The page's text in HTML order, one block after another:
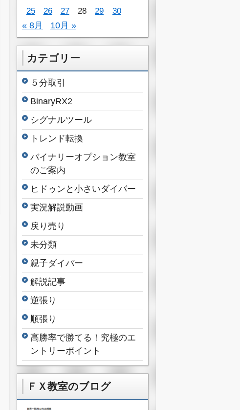
25
26 27 28 29 30
« 8月 10月 »
カテゴリー
５分取引
BinaryRX2
シグナルツール
トレンド転換
バイナリーオプション教室
のご案内
ヒドゥンと小さいダイバー
実況解説動画
戻り売り
未分類
親子ダイバー
解説記事
逆張り
順張り
高勝率で勝てる！究極のエ
ントリーポイント
ＦＸ教室のブログ